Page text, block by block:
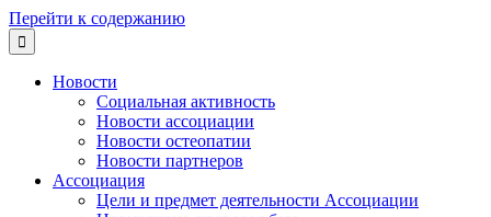
Перейти к содержанию

Новости
Социальная активность
Новости ассоциации
Новости остеопатии
Новости партнеров
Ассоциация
Цели и предмет деятельности Ассоциации